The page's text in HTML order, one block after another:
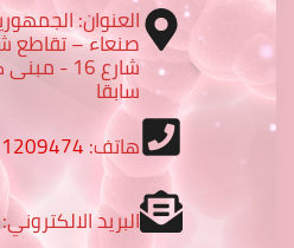
العنوان:
صنعاء – تقاطع
شارع 16 -
سابقا
هاتف:
البريد